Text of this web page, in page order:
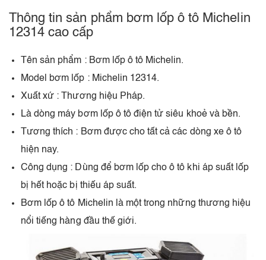
Thông tin sản phẩm bơm lốp ô tô Michelin
12314 cao cấp
Tên sản phẩm : Bơm lốp ô tô Michelin.
Model bơm lốp : Michelin 12314.
Xuất xứ : Thương hiệu Pháp.
Là dòng máy bơm lốp ô tô điện tử siêu khoẻ và bền.
Tương thích : Bơm được cho tất cả các dòng xe ô tô
hiện nay.
Công dụng : Dùng để bơm lốp cho ô tô khi áp suất lốp
bị hết hoặc bị thiếu áp suất.
Bơm lốp ô tô Michelin là một trong những thương hiệu
nổi tiếng hàng đầu thế giới.